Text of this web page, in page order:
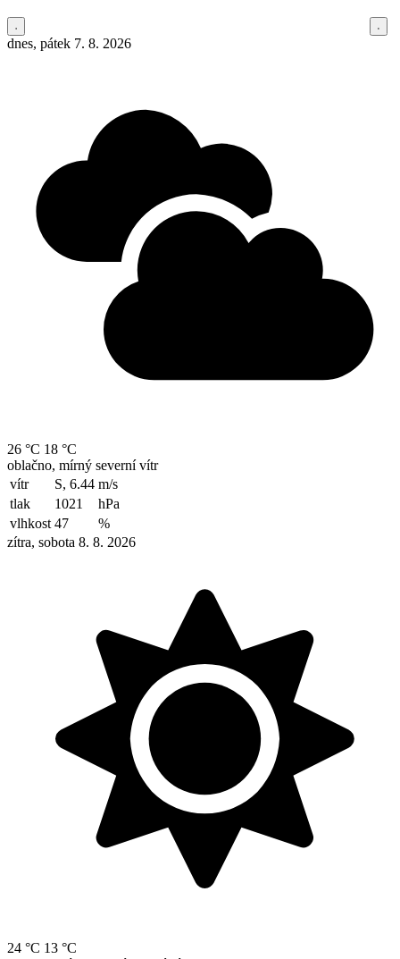
dnes, pátek 7. 8. 2026
26 °C 18 °C
oblačno, mírný severní vítr
vítr
S, 6.44 m/s
tlak
1021
hPa
vlhkost 47
%
zítra, sobota 8. 8. 2026
24 °C 13 °C